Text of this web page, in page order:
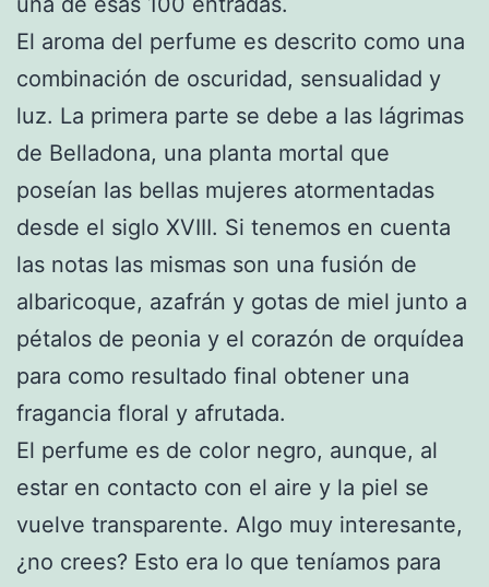
El aroma del perfume es descrito como una
combinación de oscuridad, sensualidad y
luz. La primera parte se debe a las lágrimas
de Belladona, una planta mortal que
poseían las bellas mujeres atormentadas
desde el siglo XVIII. Si tenemos en cuenta
las notas las mismas son una fusión de
albaricoque, azafrán y gotas de miel junto a
pétalos de peonia y el corazón de orquídea
para como resultado final obtener una
fragancia floral y afrutada.
El perfume es de color negro, aunque, al
estar en contacto con el aire y la piel se
vuelve transparente. Algo muy interesante,
¿no crees? Esto era lo que teníamos para